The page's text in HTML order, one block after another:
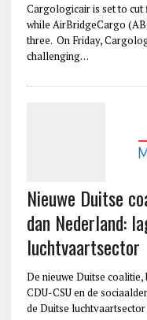
Cargologicair is set to
while AirBridgeCargo
three. On Friday,
challenging…
Nieuwe Duitse
dan Nederland:
luchtvaartsector
De nieuwe Duitse coalitie,
CDU-CSU en de
de Duitse